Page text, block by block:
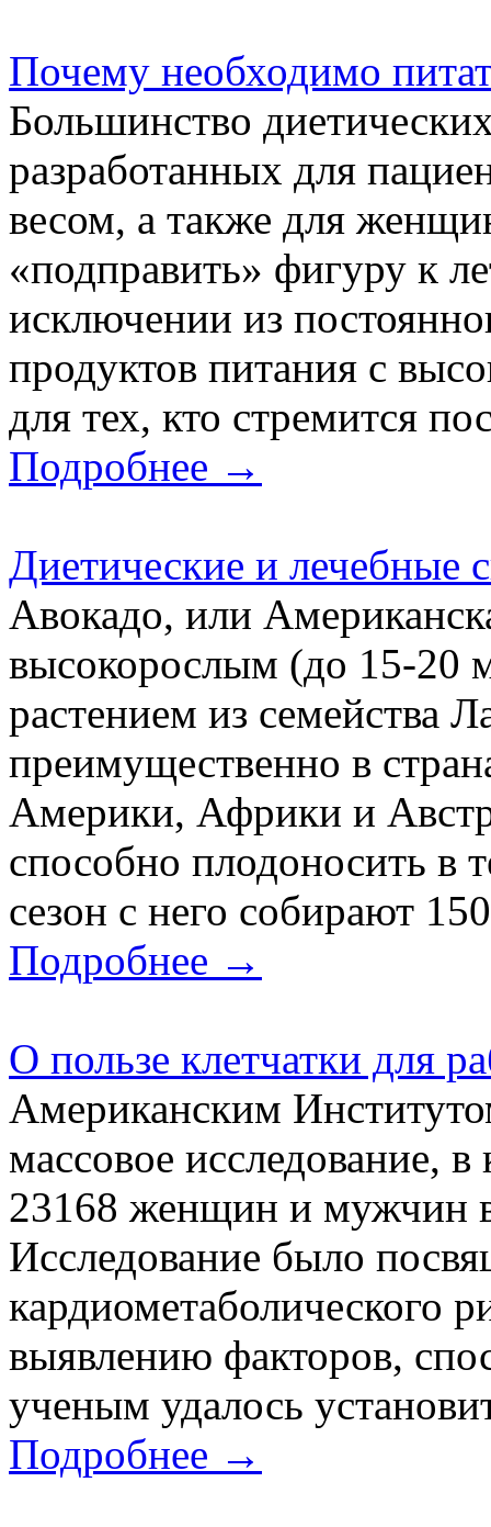
Почему необходимо
Большинство
разработанных для
весом, а также для
«подправить» фигуру к
исключении из
продуктов питания с
для тех, кто стремится
Подробнее →
Диетические и лечебные
Авокадо, или
высокорослым (до 15-20
растением из семейства
преимущественно в
Америки, Африки и
способно плодоносить в
сезон с него собирают
Подробнее →
О пользе клетчатки для
Американским
массовое исследование,
23168 женщин и мужчин в
Исследование было
кардиометаболического
выявлению факторов,
ученым удалось
Подробнее →